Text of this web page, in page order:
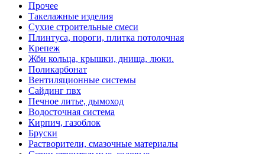
Прочее
Такелажные изделия
Сухие строительные смеси
Плинтуса, пороги, плитка потолочная
Крепеж
Жби кольца, крышки, днища, люки.
Поликарбонат
Вентиляционные системы
Сайдинг пвх
Печное литье, дымоход
Водосточная система
Кирпич, газоблок
Бруски
Растворители, смазочные материалы